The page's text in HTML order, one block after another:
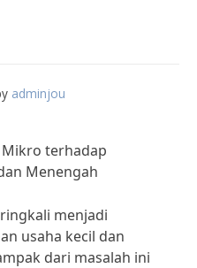
adminjou
terhadap
Menengah
menjadi
usaha kecil dan
dari masalah ini